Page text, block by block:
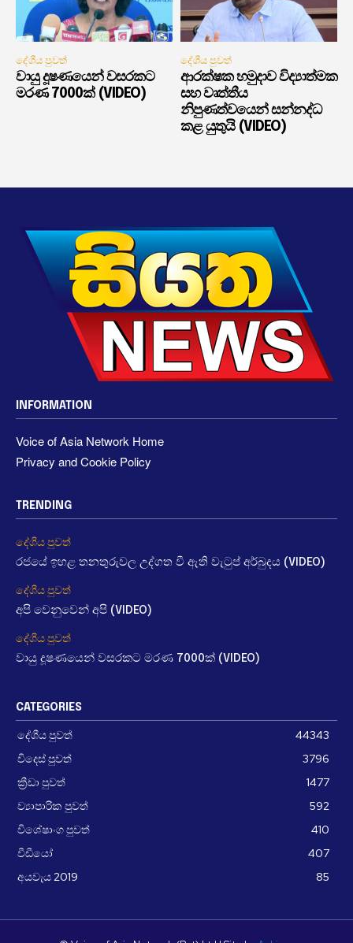
දේශීය පුවත්
වායු දූෂණයෙන් වසරකට
මරණ 7000ක් (VIDEO)
දේශීය පුවත්
ආරක්ෂක හමුදාව විද්‍යාත්මක
සහ වෘත්තීය
නිපුණත්වයෙන් සන්නද්ධ
කළ යුතුයි (VIDEO)
INFORMATION
Voice of Asia Network Home
Privacy and Cookie Policy
TRENDING
දේශීය පුවත්
රජයේ ඉහළ තනතුරුවල උද්ගත වී ඇති වැටුප් අර්බුදය (VIDEO)
දේශීය පුවත්
අපි වෙනුවෙන් අපි (VIDEO)
දේශීය පුවත්
වායු දූෂණයෙන් වසරකට මරණ 7000ක් (VIDEO)
CATEGORIES
දේශීය පුවත්
44343
විදෙස් පුවත්
3796
ක්‍රීඩා පුවත්
1477
ව්‍යාපාරික පුවත්
592
විශේෂාංග පුවත්
410
වීඩීයෝ
407
අයවැය 2019
85